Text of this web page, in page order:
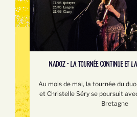
NADOZ - LA TOURNÉE CONTINUE ET
Au mois de mai, la tournée du
et Christelle Séry se poursuit
Bretagne